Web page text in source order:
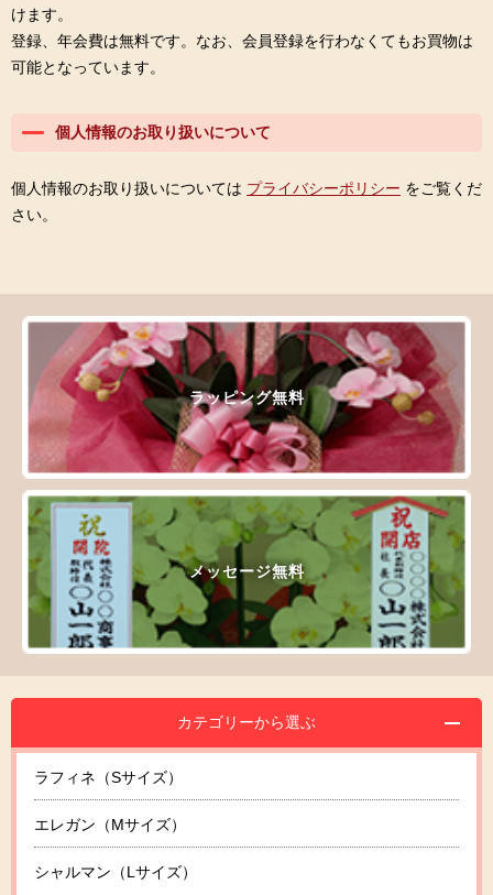
けます。
登録、年会費は無料です。なお、会員登録を行わなくてもお買物は
可能となっています。
個人情報のお取り扱いについて
個人情報のお取り扱いについては プライバシーポリシー をご覧くだ
さい。
ラッピング無料
メッセージ無料
カテゴリーから選ぶ
ラフィネ（Sサイズ）
エレガン（Mサイズ）
シャルマン（Lサイズ）